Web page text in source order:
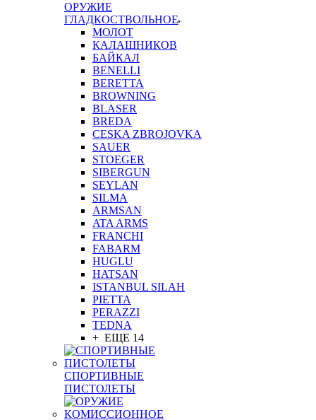
ОРУЖИЕ
ГЛАДКОСТВОЛЬНОЕ
МОЛОТ
КАЛАШНИКОВ
БАЙКАЛ
BENELLI
BERETTA
BROWNING
BLASER
BREDA
CESKA ZBROJOVKA
SAUER
STOEGER
SIBERGUN
SEYLAN
SILMA
ARMSAN
ATA ARMS
FRANCHI
FABARM
HUGLU
HATSAN
ISTANBUL SILAH
PIETTA
PERAZZI
TEDNA
+ ЕЩЕ 14
СПОРТИВНЫЕ
ПИСТОЛЕТЫ